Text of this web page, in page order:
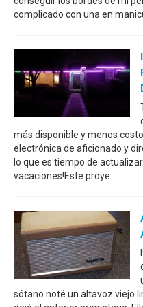
complicado con una en
más disponible y menos
electrónica de aficionado y
lo que es tiempo de
vacaciones!Este proye
sótano noté un altavoz viejo